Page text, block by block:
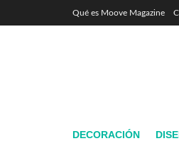
Qué es Moove Magazine
DECORACIÓN